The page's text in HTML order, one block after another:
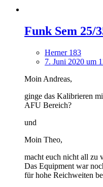
Funk Sem 25/
Herner 183
7. Juni 2020 um
Moin Andreas,
ginge das Kalibrieren
AFU Bereich?
und
Moin Theo,
macht euch nicht all zu
Das Equipment war
für hohe Reichweiten